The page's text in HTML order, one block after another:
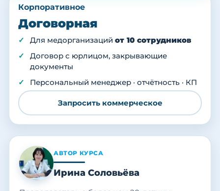
Корпоративное
Договорная
Для медорганизаций от 10 сотрудников
Договор с юрлицом, закрывающие
документы
Персональный менеджер · отчётность · КП
Запросить коммерческое
АВТОР КУРСА
Ирина Соловьёва